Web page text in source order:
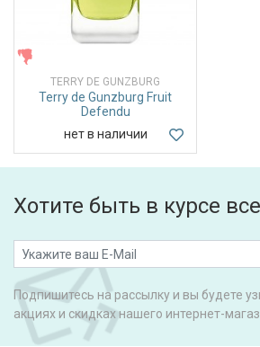
TERRY DE GUNZBURG
Terry de Gunzburg Fruit
Defendu
нет в наличии
Хотите быть в курсе
Подпишитесь на рассылку и вы будете
акциях и скидках нашего интернет-